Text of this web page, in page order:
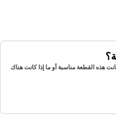
القطعة مناسبة أو ما إذا كانت هناك